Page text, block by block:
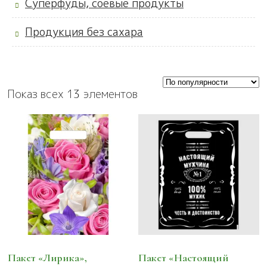
Суперфуды, соевые продукты
Продукция без сахара
Показ всех 13 элементов
Пакет «Лирика»,
Пакет «Настоящий